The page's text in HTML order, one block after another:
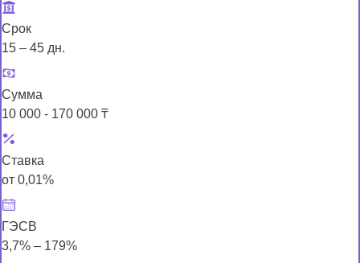
Срок
15 – 45 дн.
Сумма
10 000 - 170 000 ₸
Ставка
от 0,01%
ГЭСВ
3,7% – 179%